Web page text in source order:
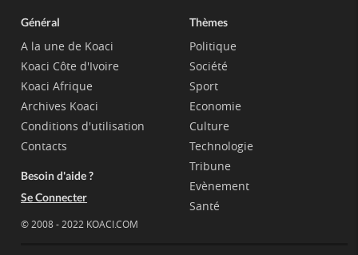
Général
A la une de Koaci
Koaci Côte d'Ivoire
Koaci Afrique
Archives Koaci
Conditions d'utilisation
Contacts
Besoin d'aide ?
Se Connecter
© 2008 - 2022 KOACI.COM
Thèmes
Politique
Société
Sport
Economie
Culture
Technologie
Tribune
Evènement
Santé